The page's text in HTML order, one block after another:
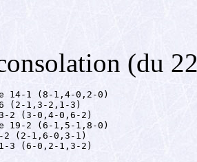
(du
14-1 (8-1,4-0,2-0)
(2-1,3-2,1-3)
2 (3-0,4-0,6-2)
19-2 (6-1,5-1,8-0)
2 (2-1,6-0,3-1)
3 (6-0,2-1,3-2)